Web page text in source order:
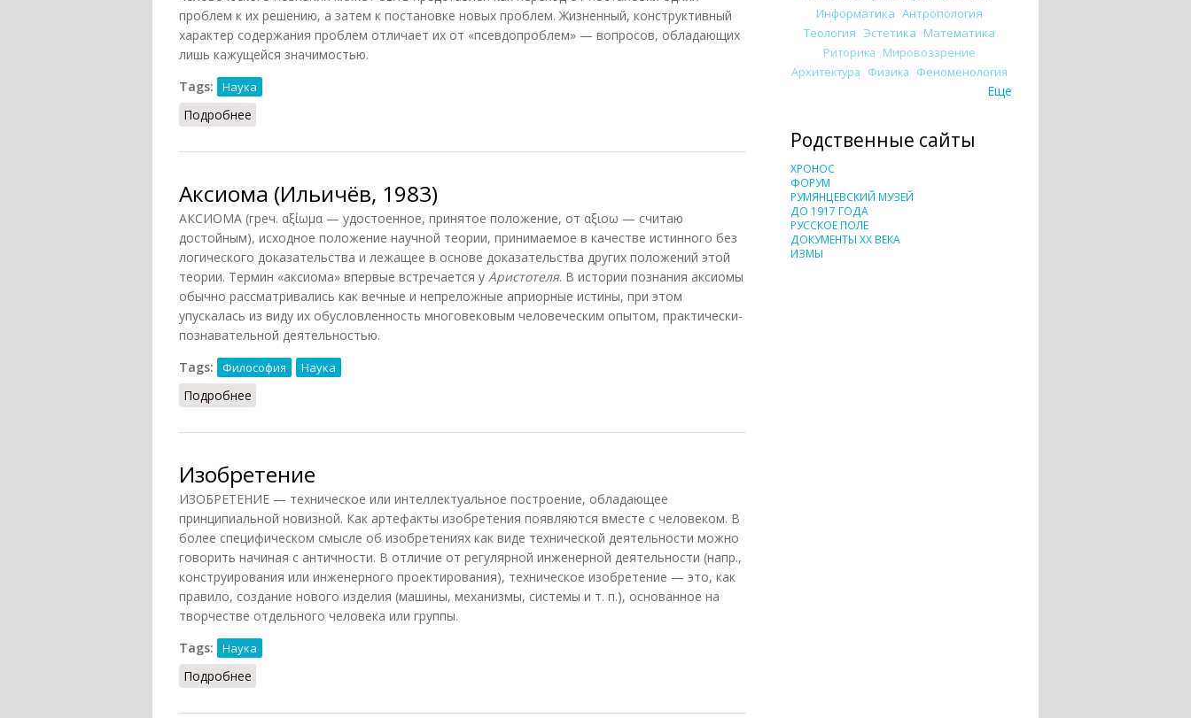
проблем к их решению, а затем к постановке новых проблем. Жизненный, конструктивный
характер содержания проблем отличает их от «псевдопроблем» — вопросов, обладающих
лишь кажущейся значимостью.
Tags:
Наука
Подробнее
Аксиома (Ильичёв, 1983)
АКСИОМА (греч. αξίωμα — удостоенное, принятое положение, от αξιоω — считаю
достойным), исходное положение научной теории, принимаемое в качестве истинного без
логического доказательства и лежащее в основе доказательства других положений этой
теории. Термин «аксиома» впервые встречается у Аристотеля. В истории познания аксиомы
обычно рассматривались как вечные и непреложные априорные истины, при этом
упускалась из виду их обусловленность многовековым человеческим опытом, практически-
познавательной деятельностью.
Tags:
Философия Наука
Подробнее
Изобретение
ИЗОБРЕТЕНИЕ — техническое или интеллектуальное построение, обладающее
принципиальной новизной. Как артефакты изобретения появляются вместе с человеком. В
более специфическом смысле об изобретениях как виде технической деятельности можно
говорить начиная с античности. В отличие от регулярной инженерной деятельности (напр.,
конструирования или инженерного проектирования), техническое изобретение — это, как
правило, создание нового изделия (машины, механизмы, системы и т. п.), основанное на
творчестве отдельного человека или группы.
Tags:
Наука
Подробнее
Информатика Антропология
Теология Эстетика Математика
Риторика Мировоззрение
Архитектура Физика Феноменология
Еще
Родственные сайты
ХРОНОС
ФОРУМ
РУМЯНЦЕВСКИЙ МУЗЕЙ
ДО 1917 ГОДА
РУССКОЕ ПОЛЕ
ДОКУМЕНТЫ XX ВЕКА
ИЗМЫ